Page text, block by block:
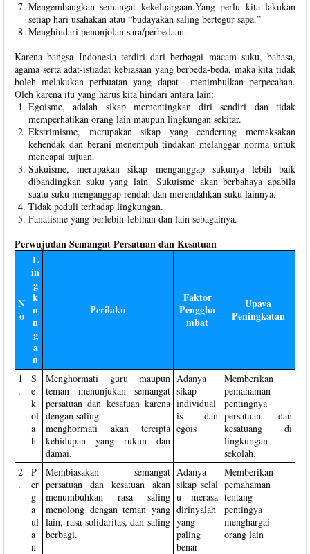
Mengembangkan semangat kekeluargaan.Yang perlu kita lakukan
setiap hari usahakan atau “budayakan saling bertegur sapa.”
Menghindari penonjolan sara/perbedaan.
Karena bangsa Indonesia terdiri dari berbagai macam suku, bahasa,
agama serta adat-istiadat kebiasaan yang berbeda-beda, maka kita tidak
boleh melakukan perbuatan yang dapat menimbulkan perpecahan.
Oleh karena itu yang harus kita hindari antara lain:
Egoisme, adalah sikap mementingkan diri sendiri dan tidak
memperhatikan orang lain maupun lingkungan sekitar.
Ekstrimisme, merupakan sikap yang cenderung memaksakan
kehendak dan berani menempuh tindakan melanggar norma untuk
mencapai tujuan.
Sukuisme, merupakan sikap menganggap sukunya lebih baik
dibandingkan suku yang lain. Sukuisme akan berbahaya apabila
suatu suku menganggap rendah dan merendahkan suku lainnya.
Tidak peduli terhadap lingkungan.
Fanatisme yang berlebih-lebihan dan lain sebagainya.
Perwujudan Semangat Persatuan dan Kesatuan
N
o
L
in
g
k
u
n
g
a
n
Perilaku
Faktor
Penggha
mbat
Upaya
Peningkatan
1
.
S
e
k
ol
a
h
Menghormati guru maupun
teman menunjukan semangat
persatuan dan kesatuan karena
dengan saling
menghormati akan tercipta
kehidupan yang rukun dan
damai.
Adanya
sikap
individual
is dan
egois
Memberikan
pemahaman
pentingnya
persatuan dan
kesatuang di
lingkungan
sekolah.
2
.
P
er
g
a
ul
a
n
Membiasakan semangat
persatuan dan kesatuan akan
menumbuhkan rasa saling
menolong dengan teman yang
lain, rasa solidaritas, dan saling
berbagi.
Adanya
sikap selal
u merasa
dirinyalah
yang
paling
benar
Memberikan
pemahaman
tentang
pentingya
menghargai
orang lain